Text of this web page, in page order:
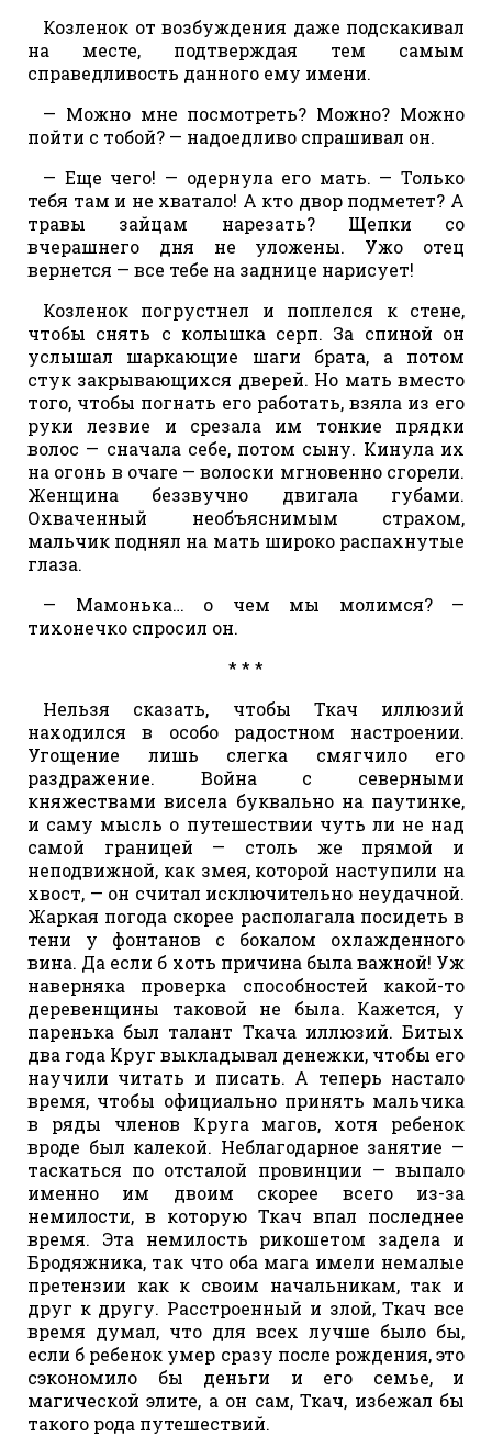
Козленок от возбуждения даже подскакивал
на месте, подтверждая тем самым
справедливость данного ему имени.
— Можно мне посмотреть? Можно? Можно
пойти с тобой? — надоедливо спрашивал он.
— Еще чего! — одернула его мать. — Только
тебя там и не хватало! А кто двор подметет? А
травы зайцам нарезать? Щепки со
вчерашнего дня не уложены. Ужо отец
вернется — все тебе на заднице нарисует!
Козленок погрустнел и поплелся к стене,
чтобы снять с колышка серп. За спиной он
услышал шаркающие шаги брата, а потом
стук закрывающихся дверей. Но мать вместо
того, чтобы погнать его работать, взяла из его
руки лезвие и срезала им тонкие прядки
волос — сначала себе, потом сыну. Кинула их
на огонь в очаге — волоски мгновенно сгорели.
Женщина беззвучно двигала губами.
Охваченный необъяснимым страхом,
мальчик поднял на мать широко распахнутые
глаза.
— Мамонька… о чем мы молимся? —
тихонечко спросил он.
* * *
Нельзя сказать, чтобы Ткач иллюзий
находился в особо радостном настроении.
Угощение лишь слегка смягчило его
раздражение. Война с северными
княжествами висела буквально на паутинке,
и саму мысль о путешествии чуть ли не над
самой границей — столь же прямой и
неподвижной, как змея, которой наступили на
хвост, — он считал исключительно неудачной.
Жаркая погода скорее располагала посидеть в
тени у фонтанов с бокалом охлажденного
вина. Да если б хоть причина была важной! Уж
наверняка проверка способностей какой-то
деревенщины таковой не была. Кажется, у
паренька был талант Ткача иллюзий. Битых
два года Круг выкладывал денежки, чтобы его
научили читать и писать. А теперь настало
время, чтобы официально принять мальчика
в ряды членов Круга магов, хотя ребенок
вроде был калекой. Неблагодарное занятие —
таскаться по отсталой провинции — выпало
именно им двоим скорее всего из-за
немилости, в которую Ткач впал последнее
время. Эта немилость рикошетом задела и
Бродяжника, так что оба мага имели немалые
претензии как к своим начальникам, так и
друг к другу. Расстроенный и злой, Ткач все
время думал, что для всех лучше было бы,
если б ребенок умер сразу после рождения, это
сэкономило бы деньги и его семье, и
магической элите, а он сам, Ткач, избежал бы
такого рода путешествий.